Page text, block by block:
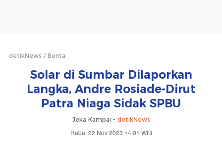
detikNews Berita
Solar di Sumbar Dilaporkan
Langka, Andre Rosiade-Dirut
Patra Niaga Sidak SPBU
Jeka Kampai - detikNews
Rabu, 22 Nov 2023 14:01 WIB